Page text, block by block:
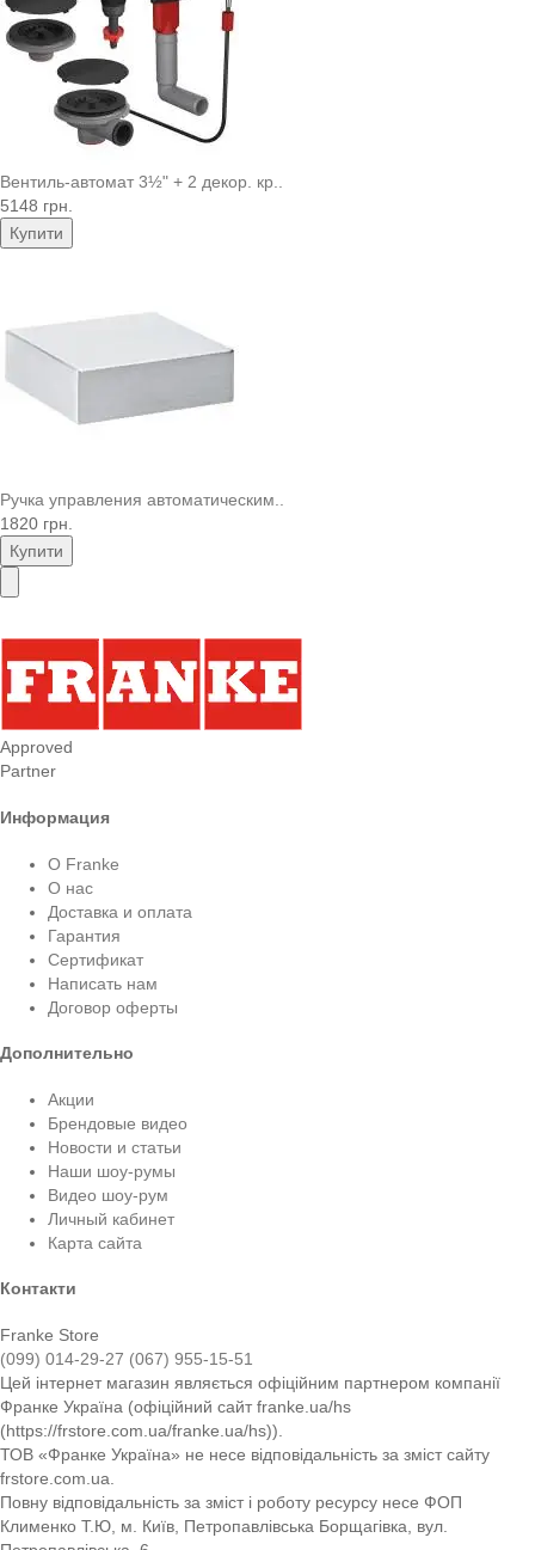
Вентиль-автомат 3½" + 2 декор. кр..
5148 грн.
Купити
Ручка управления автоматическим..
1820 грн.
Купити
Approved
Partner
Информация
О Franke
О нас
Доставка и оплата
Гарантия
Сертификат
Написать нам
Договор оферты
Дополнительно
Акции
Брендовые видео
Новости и статьи
Наши шоу-румы
Видео шоу-рум
Личный кабинет
Карта сайта
Контакти
Franke Store
(099) 014-29-27 (067) 955-15-51
Цей інтернет магазин являється офіційним партнером компанії
Франке Україна (офіційний сайт franke.ua/hs
(https://frstore.com.ua/franke.ua/hs)).
ТОВ «Франке Україна» не несе відповідальність за зміст сайту
frstore.com.ua.
Повну відповідальність за зміст і роботу ресурсу несе ФОП
Клименко Т.Ю, м. Київ, Петропавлівська Борщагівка, вул.